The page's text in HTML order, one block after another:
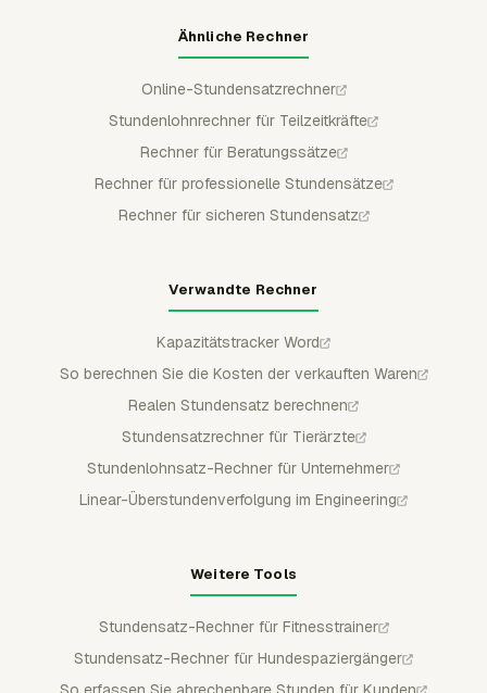
Ähnliche Rechner
Online-Stundensatzrechner
Stundenlohnrechner für Teilzeitkräfte
Rechner für Beratungssätze
Rechner für professionelle Stundensätze
Rechner für sicheren Stundensatz
Verwandte Rechner
Kapazitätstracker Word
So berechnen Sie die Kosten der verkauften Waren
Realen Stundensatz berechnen
Stundensatzrechner für Tierärzte
Stundenlohnsatz-Rechner für Unternehmer
Linear-Überstundenverfolgung im Engineering
Weitere Tools
Stundensatz-Rechner für Fitnesstrainer
Stundensatz-Rechner für Hundespaziergänger